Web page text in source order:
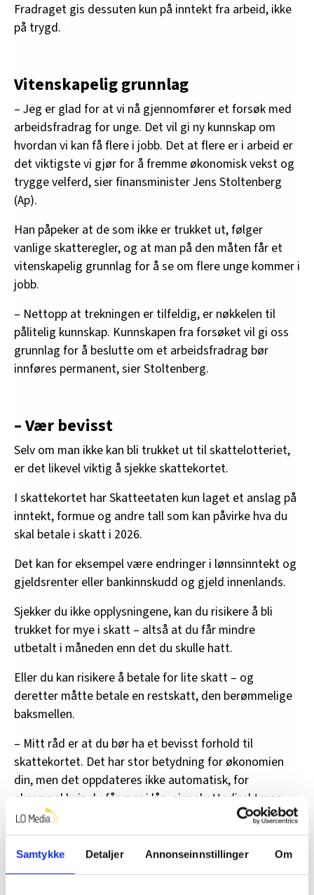
Samtykke Detaljer Annonseinnstillinger Om
Fradraget gis dessuten kun på inntekt fra arbeid, ikke
på trygd.
Vitenskapelig grunnlag
– Jeg er glad for at vi nå gjennomfører et forsøk med
arbeidsfradrag for unge. Det vil gi ny kunnskap om
hvordan vi kan få flere i jobb. Det at flere er i arbeid er
det viktigste vi gjør for å fremme økonomisk vekst og
trygge velferd, sier finansminister Jens Stoltenberg
(Ap).
Han påpeker at de som ikke er trukket ut, følger
vanlige skatteregler, og at man på den måten får et
vitenskapelig grunnlag for å se om flere unge kommer i
jobb.
– Nettopp at trekningen er tilfeldig, er nøkkelen til
pålitelig kunnskap. Kunnskapen fra forsøket vil gi oss
grunnlag for å beslutte om et arbeidsfradrag bør
innføres permanent, sier Stoltenberg.
– Vær bevisst
Selv om man ikke kan bli trukket ut til skattelotteriet,
er det likevel viktig å sjekke skattekortet.
I skattekortet har Skatteetaten kun laget et anslag på
inntekt, formue og andre tall som kan påvirke hva du
skal betale i skatt i 2026.
Det kan for eksempel være endringer i lønnsinntekt og
gjeldsrenter eller bankinnskudd og gjeld innenlands.
Sjekker du ikke opplysningene, kan du risikere å bli
trukket for mye i skatt – altså at du får mindre
utbetalt i måneden enn det du skulle hatt.
Eller du kan risikere å betale for lite skatt – og
deretter måtte betale en restskatt, den berømmelige
baksmellen.
– Mitt råd er at du bør ha et bevisst forhold til
skattekortet. Det har stor betydning for økonomien
din, men det oppdateres ikke automatisk, for
eksempel hvis du får mer i lån, sier skattedirektøren.
Enda en overraskelse
For å sjekke at alt stemmer i skattekortet, logger du